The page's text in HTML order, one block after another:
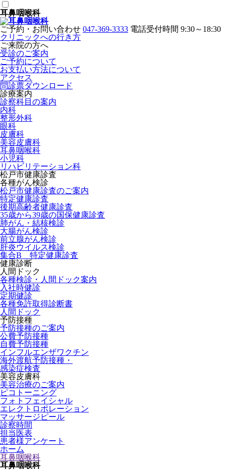
耳鼻咽喉科
ご予約・お問い合わせ 047-369-3333 電話受付時間 9:30～18:30
クリニックへの行き方
ご来院の方へ
受診のご案内
ご予約について
お支払い方法について
アクセス
問診票ダウンロード
診療案内
診察科目の案内
内科
整形外科
眼科
皮膚科
美容皮膚科
耳鼻咽喉科
小児科
リハビリテーション科
松戸市健康診査
各種がん検診
松戸市健康診査のご案内
特定健康診査
後期高齢者健康診査
35歳から39歳の国保健康診査
肺がん・結核検診
大腸がん検診
前立腺がん検診
肝炎ウイルス検診
集合B 特定健康診査
健康診断
人間ドック
各種検診・人間ドック案内
入社時健診
定期健診
各種免許取得診断書
人間ドック
予防接種
予防接種のご案内
公費予防接種
自費予防接種
インフルエンザワクチン
海外渡航予防接種・
感染症検査
美容皮膚科
美容治療のご案内
ピコトーニング
フォトフェイシャル
エレクトロポレーション
マッサージピール
診察時間
担当医表
患者様アンケート
ホーム
耳鼻咽喉科
耳鼻咽喉科